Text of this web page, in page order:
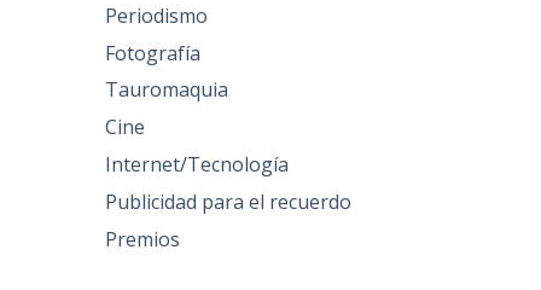
Periodismo
Fotografía
Tauromaquia
Cine
Internet/Tecnología
Publicidad para el recuerdo
Premios